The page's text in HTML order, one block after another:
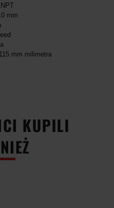
mm
mm milimetra
KUPILI